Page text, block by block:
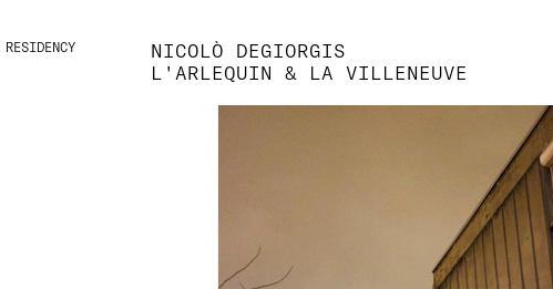
RESIDENCY
NICOLÒ DEGIORGIS
L'ARLEQUIN & LA VILLENEUVE